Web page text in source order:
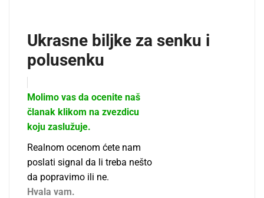
Ukrasne biljke za senku i
polusenku
Molimo vas da ocenite naš
članak klikom na zvezdicu
koju zaslužuje.
Realnom ocenom ćete nam
poslati signal da li treba nešto
da popravimo ili ne.
Hvala vam.